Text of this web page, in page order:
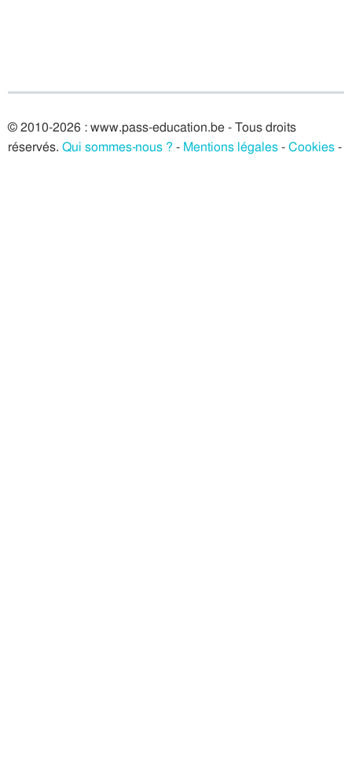
© 2010-2026 : www.pass-education.be - Tous droits
réservés. Qui sommes-nous ? - Mentions légales-Cookies-